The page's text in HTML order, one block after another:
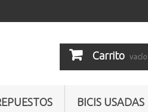
Carrito vacío
BICIS USADAS